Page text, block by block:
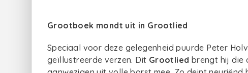
Grootboek mondt uit in Grootlied
Speciaal voor deze gelegenheid puurde Peter
geïllustreerde verzen. Dit Grootlied brengt hij die